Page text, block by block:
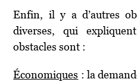
Enfin, il y a d’autres
diverses, qui
obstacles sont :
Économiques : la